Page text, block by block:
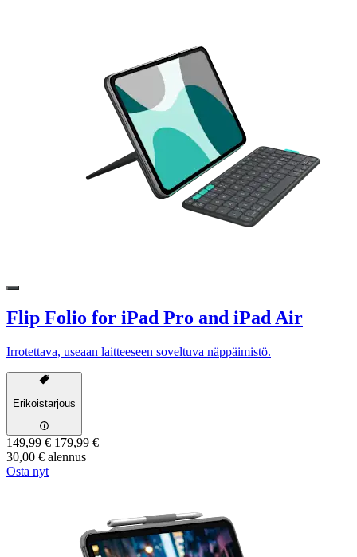
Flip Folio for iPad Pro and iPad Air
Irrotettava, useaan laitteeseen soveltuva näppäimistö.
Erikoistarjous
149,99 € 179,99 €
30,00 € alennus
Osta nyt